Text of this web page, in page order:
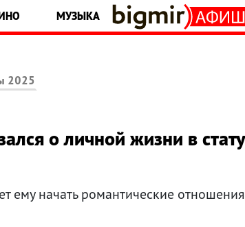
МУЗЫКА
2025
о личной жизни в
ему начать романтические отношения